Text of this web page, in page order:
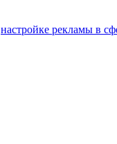
настройке рекламы в